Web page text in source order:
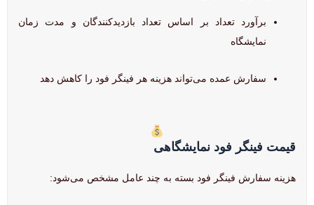
برآورد تعداد بر اساس تعداد بازدیدکنندگان و مدت زمان
نمایشگاه
سفارش عمده می‌تواند هزینه هر فینگر فود را کاهش دهد
قیمت فینگر فود نمایشگاهی
هزینه سفارش فینگر فود بسته به چند عامل مشخص می‌شود: